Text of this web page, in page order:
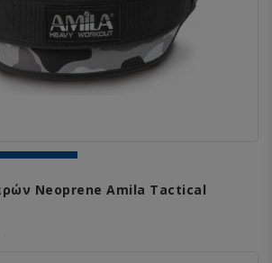
Neoprene Amila Tactical